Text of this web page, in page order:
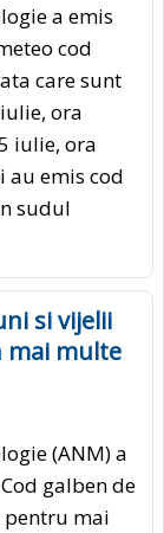
a emis
cod
care sunt
ora
iulie, ora
au emis cod
sudul
si vijelii
mai multe
(ANM) a
galben de
mai